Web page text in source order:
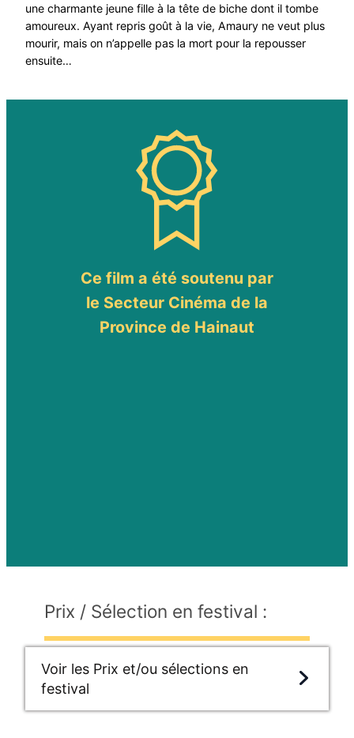
une charmante jeune fille à la tête de biche dont il tombe
amoureux. Ayant repris goût à la vie, Amaury ne veut plus
mourir, mais on n’appelle pas la mort pour la repousser
ensuite…
Ce film a été soutenu par
le Secteur Cinéma de la
Province de Hainaut
Prix / Sélection en festival :
Voir les Prix et/ou sélections en
festival